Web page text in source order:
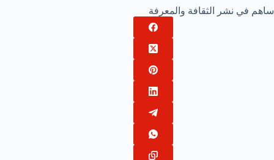
ساهم في نشر الثقافة والمعرفة